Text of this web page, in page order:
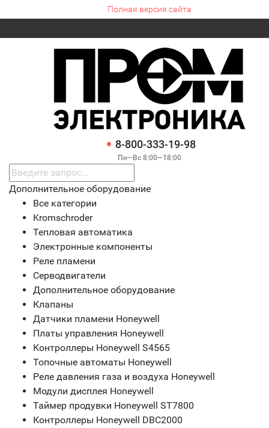
Полная версия сайта
8-800-333-19-98
Пн—Вс 8:00—18:00
Дополнительное оборудование
Все категории
Kromschroder
Тепловая автоматика
Электронные компоненты
Реле пламени
Серводвигатели
Дополнительное оборудование
Клапаны
Датчики пламени Honeywell
Платы управления Honeywell
Контроллеры Honeywell S4565
Топочные автоматы Honeywell
Реле давления газа и воздуха Honeywell
Модули дисплея Honeywell
Таймер продувки Honeywell ST7800
Контроллеры Honeywell DBC2000